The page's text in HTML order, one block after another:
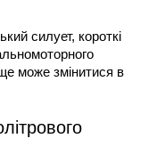
силует, короткі
може змінитися в